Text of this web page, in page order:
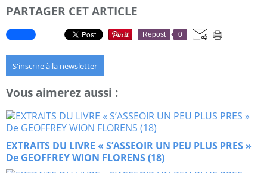
PARTAGER CET ARTICLE
Repost 0
S'inscrire à la newsletter
Vous aimerez aussi :
EXTRAITS DU LIVRE « S’ASSEOIR UN PEU PLUS PRES »
De GEOFFREY WION FLORENS (18)